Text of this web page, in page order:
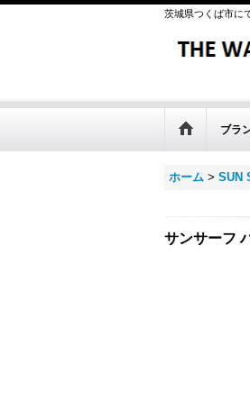
茨城県つくば市に
ブラ
ホーム > SUN
サンサーフ